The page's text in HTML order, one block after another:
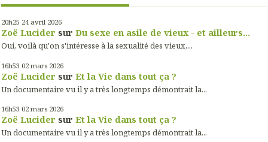
20h25 24 avril 2026
Zoë Lucider sur Du sexe en asile de vieux - et ailleurs...
Oui, voilà qu'on s'intéresse à la sexualité des vieux,...
16h53 02 mars 2026
Zoë Lucider sur Et la Vie dans tout ça ?
Un documentaire vu il y a très longtemps démontrait la...
16h53 02 mars 2026
Zoë Lucider sur Et la Vie dans tout ça ?
Un documentaire vu il y a très longtemps démontrait la...